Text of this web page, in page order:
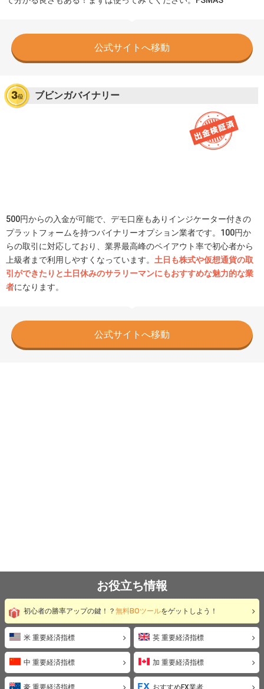
公式サイトへ移動
ブビンガバイナリー
500円からの入金が可能で、デモ口座もありインジケーター付きの
プラットフォームを持つバイナリーオプション業者です。100円か
らの取引に対応しており、業界最高峰のペイアウト率で初心者から
上級者まで利用しやすくなっています。 土日も株式や仮想通貨の取
引ができたりと土日休みのサラリーマンにもおすすめな魅力的な業
者になります。
公式サイトへ移動
お役立ち情報
初心者の勝率アップの鍵！？ 無料BOツールをゲットしよう！
米 重要経済指標 英 重要経済指標
中 重要経済指標 加 重要経済指標
豪 重要経済指標 おすすめFX業者